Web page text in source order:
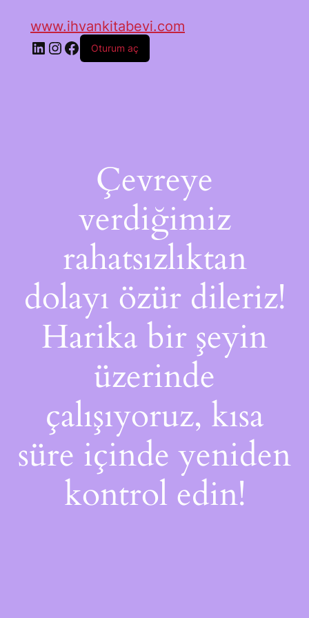
www.ihvankitabevi.com
Oturum aç
Çevreye
verdiğimiz
rahatsızlıktan
dolayı özür dileriz!
Harika bir şeyin
üzerinde
çalışıyoruz, kısa
süre içinde yeniden
kontrol edin!